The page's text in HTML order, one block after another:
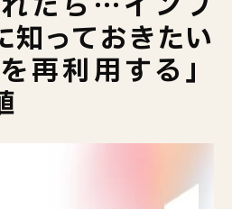
知っておきたい
再利用する」